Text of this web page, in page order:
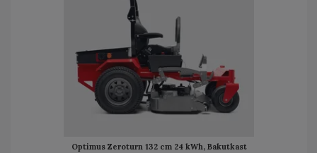
Optimus Zeroturn 132 cm 24 kWh, Bakutkast